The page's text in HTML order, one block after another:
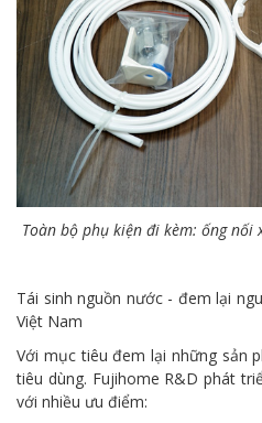
Toàn bộ phụ kiện đi kèm: ống
Tái sinh nguồn nước - đem lại
Việt Nam
Với mục tiêu đem lại những sản
tiêu dùng. Fujihome R&D phát
với nhiều ưu điểm: